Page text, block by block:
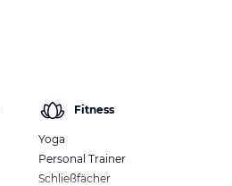
Fitness
Yoga
Personal Trainer
Schließfächer